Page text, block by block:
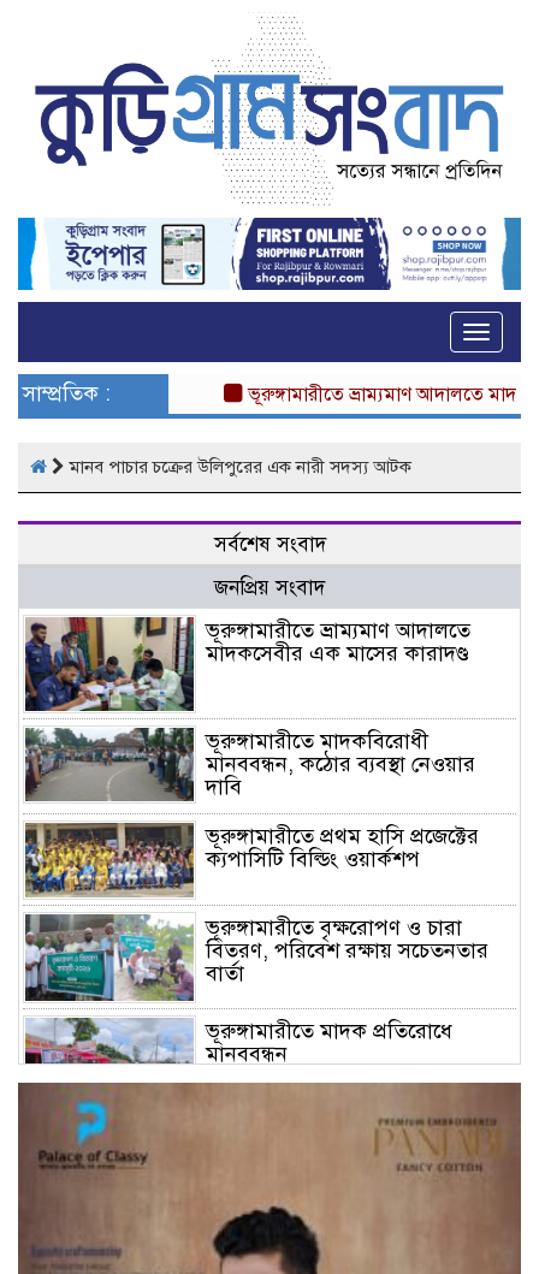
Toggle
সাম্প্রতিক : ভূরুঙ্গামারীতে ভ্রাম্যমাণ আদালতে
মানব পাচার চক্রের উলিপুরের এক নারী সদস্য আটক
সর্বশেষ সংবাদ
জনপ্রিয় সংবাদ
ভূরুঙ্গামারীতে ভ্রাম্যমাণ আদালতে
মাদকসেবীর এক মাসের কারাদণ্ড
ভূরুঙ্গামারীতে মাদকবিরোধী
মানববন্ধন, কঠোর ব্যবস্থা নেওয়ার
দাবি
ভূরুঙ্গামারীতে প্রথম হাসি প্রজেক্টের
ক্যপাসিটি বিল্ডিং ওয়ার্কশপ
ভূরুঙ্গামারীতে বৃক্ষরোপণ ও চারা
বিতরণ, পরিবেশ রক্ষায় সচেতনতার
বার্তা
ভূরুঙ্গামারীতে মাদক প্রতিরোধে
মানববন্ধন
ভূরুঙ্গামারীতে ১৭৪০ মিটার অবৈধ
করল প্রশাসন